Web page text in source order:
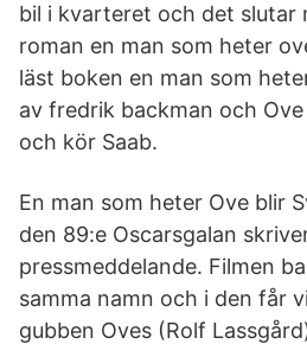
bil i kvarteret och det slutar
roman en man som heter
läst boken en man som
av fredrik backman och
och kör Saab.
En man som heter Ove blir
den 89:e Oscarsgalan
pressmeddelande. Filmen
samma namn och i den får
gubben Oves (Rolf